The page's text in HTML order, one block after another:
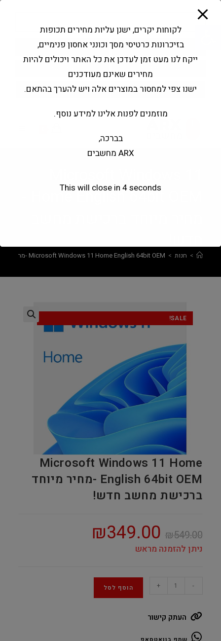
פתח סרגל נגישות
Products
search
החשבון שלי בקשה להצעה
> חנות > Microsoft Windows 11 Home English 64bit OEM -מחיר מיוחד ברכישת מחשב חדש!
SALE!
Microsoft Windows 11 Home
English 64bit OEM -מחיר מיוחד
ברכישת מחשב חדש!
₪549.00
₪349.00
ניתן להזמנה מראש
Microsoft
Home
English
-
+ הוסף לסל
העתק קישור
לקוחות יקרים, ישנן עליות מחירים תכופות
בזיכרונות כרטיסי מסך וכונני אחסון פנימיים,
ייקח לנו מעט זמן לעדכן את כל האתר ויכולים להיות
מחירים שאינם מעודכנים
ישנו צפי למחסור במוצרים אלה ויש להערך בהתאם.
מוזמנים לפנות אלינו למידע נוסף.
בברכה,
ARX מחשבים
This will close in 4seconds